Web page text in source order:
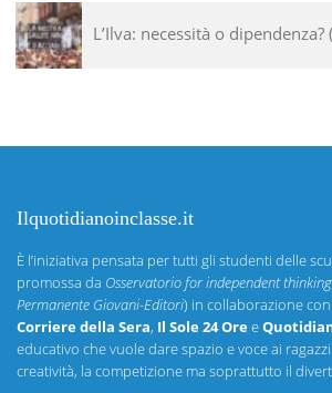
L’Ilva: necessità o dipendenza?
Ilquotidianoinclasse.it
È l’iniziativa pensata per tutti gli studenti delle
promossa da Osservatorio for independent thinking
Permanente Giovani-Editori) in collaborazione
Corriere della Sera, Il Sole 24 Oree
educativo che vuole dare spazio e voce ai
creatività, la competizione ma soprattutto il